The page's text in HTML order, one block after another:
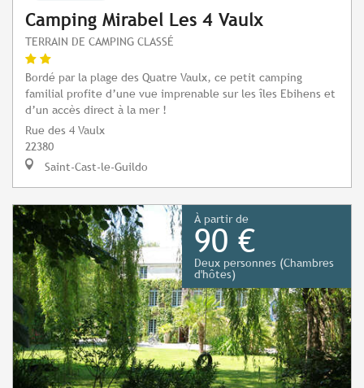
Camping Mirabel Les 4 Vaulx
TERRAIN DE CAMPING CLASSÉ
Bordé par la plage des Quatre Vaulx, ce petit camping
familial profite d’une vue imprenable sur les îles Ebihens et
d’un accès direct à la mer !
Rue des 4 Vaulx
22380
Saint-Cast-le-Guildo
À partir de
90 €
Deux personnes (Chambres
d'hôtes)